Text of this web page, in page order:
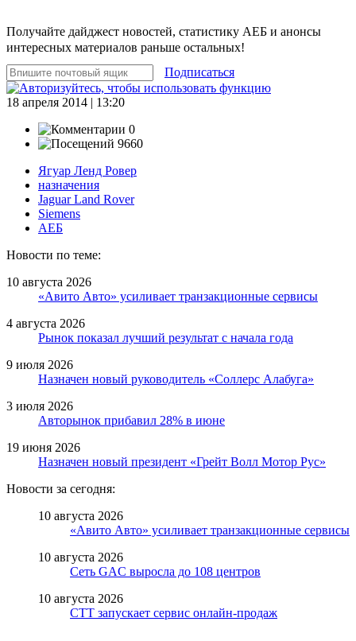
Получайте дайджест новостей, статистику АЕБ и анонсы
интересных материалов раньше остальных!
Подписаться
18 апреля 2014 | 13:20
0
9660
Ягуар Ленд Ровер
назначения
Jaguar Land Rover
Siemens
АЕБ
Новости по теме:
10 августа 2026
«Авито Авто» усиливает транзакционные сервисы
4 августа 2026
Рынок показал лучший результат с начала года
9 июля 2026
Назначен новый руководитель «Соллерс Алабуга»
3 июля 2026
Авторынок прибавил 28% в июне
19 июня 2026
Назначен новый президент «Грейт Волл Мотор Рус»
Новости за сегодня:
10 августа 2026
«Авито Авто» усиливает транзакционные сервисы
10 августа 2026
Сеть GAC выросла до 108 центров
10 августа 2026
СТТ запускает сервис онлайн-продаж